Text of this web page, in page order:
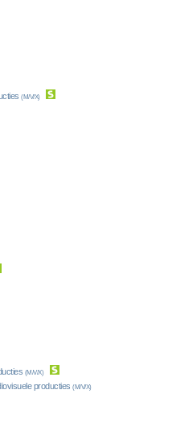
(M/V/X)
(M/V/X)
producties (M/V/X)